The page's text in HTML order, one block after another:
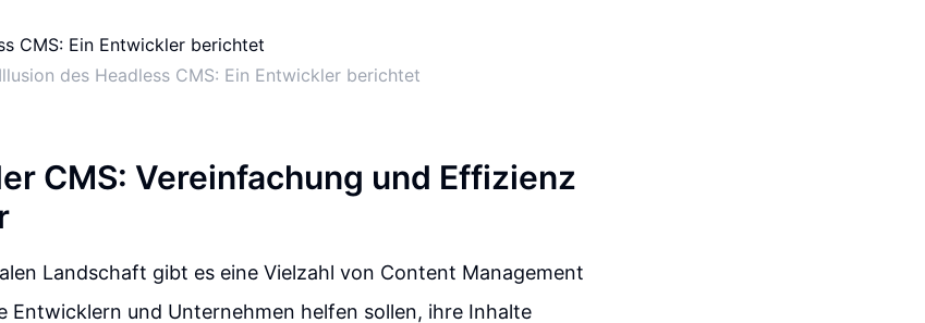
des Headless CMS: Ein Entwickler berichtet
CMS: Vereinfachung und Effizienz
Landschaft gibt es eine Vielzahl von Content Management
Entwicklern und Unternehmen helfen sollen, ihre Inhalte